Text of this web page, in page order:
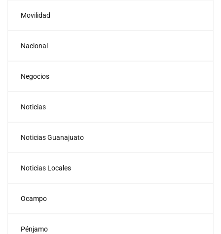
Movilidad
Nacional
Negocios
Noticias
Noticias Guanajuato
Noticias Locales
Ocampo
Pénjamo